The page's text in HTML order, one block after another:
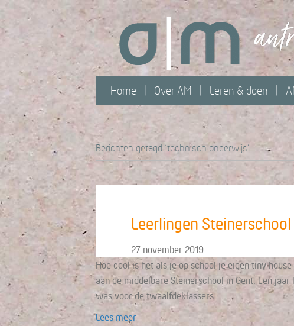
Home Over AM Leren & doen
Berichten getagd ‘technisch onderwijs’
Leerlingen
27 november 2019
Hoe cool is het als je op school je eigen tiny
aan de middelbare Steinerschool in Gent. Een
was voor de twaalfdeklassers…
Lees meer